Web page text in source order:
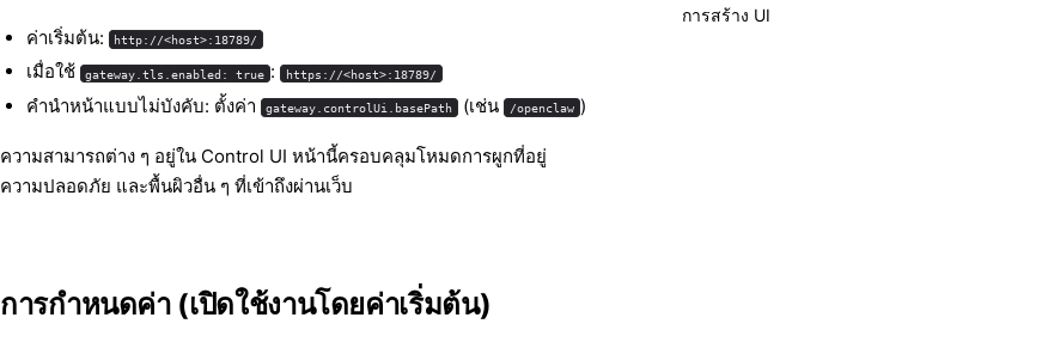
ค่าเริ่มต้น: http://<host>:18789/
เมื่อใช้ gateway.tls.enabled: true : https://<host>:18789/
คำนำหน้าแบบไม่บังคับ: ตั้งค่า gateway.controlUi.basePath (เช่น /openclaw )
ความสามารถต่าง ๆ อยู่ใน Control UI หน้านี้ครอบคลุมโหมดการผูกที่อยู่
ความปลอดภัย และพื้นผิวอื่น ๆ ที่เข้าถึงผ่านเว็บ
การกำหนดค่า (เปิดใช้งานโดยค่าเริ่มต้น)
การสร้าง UI